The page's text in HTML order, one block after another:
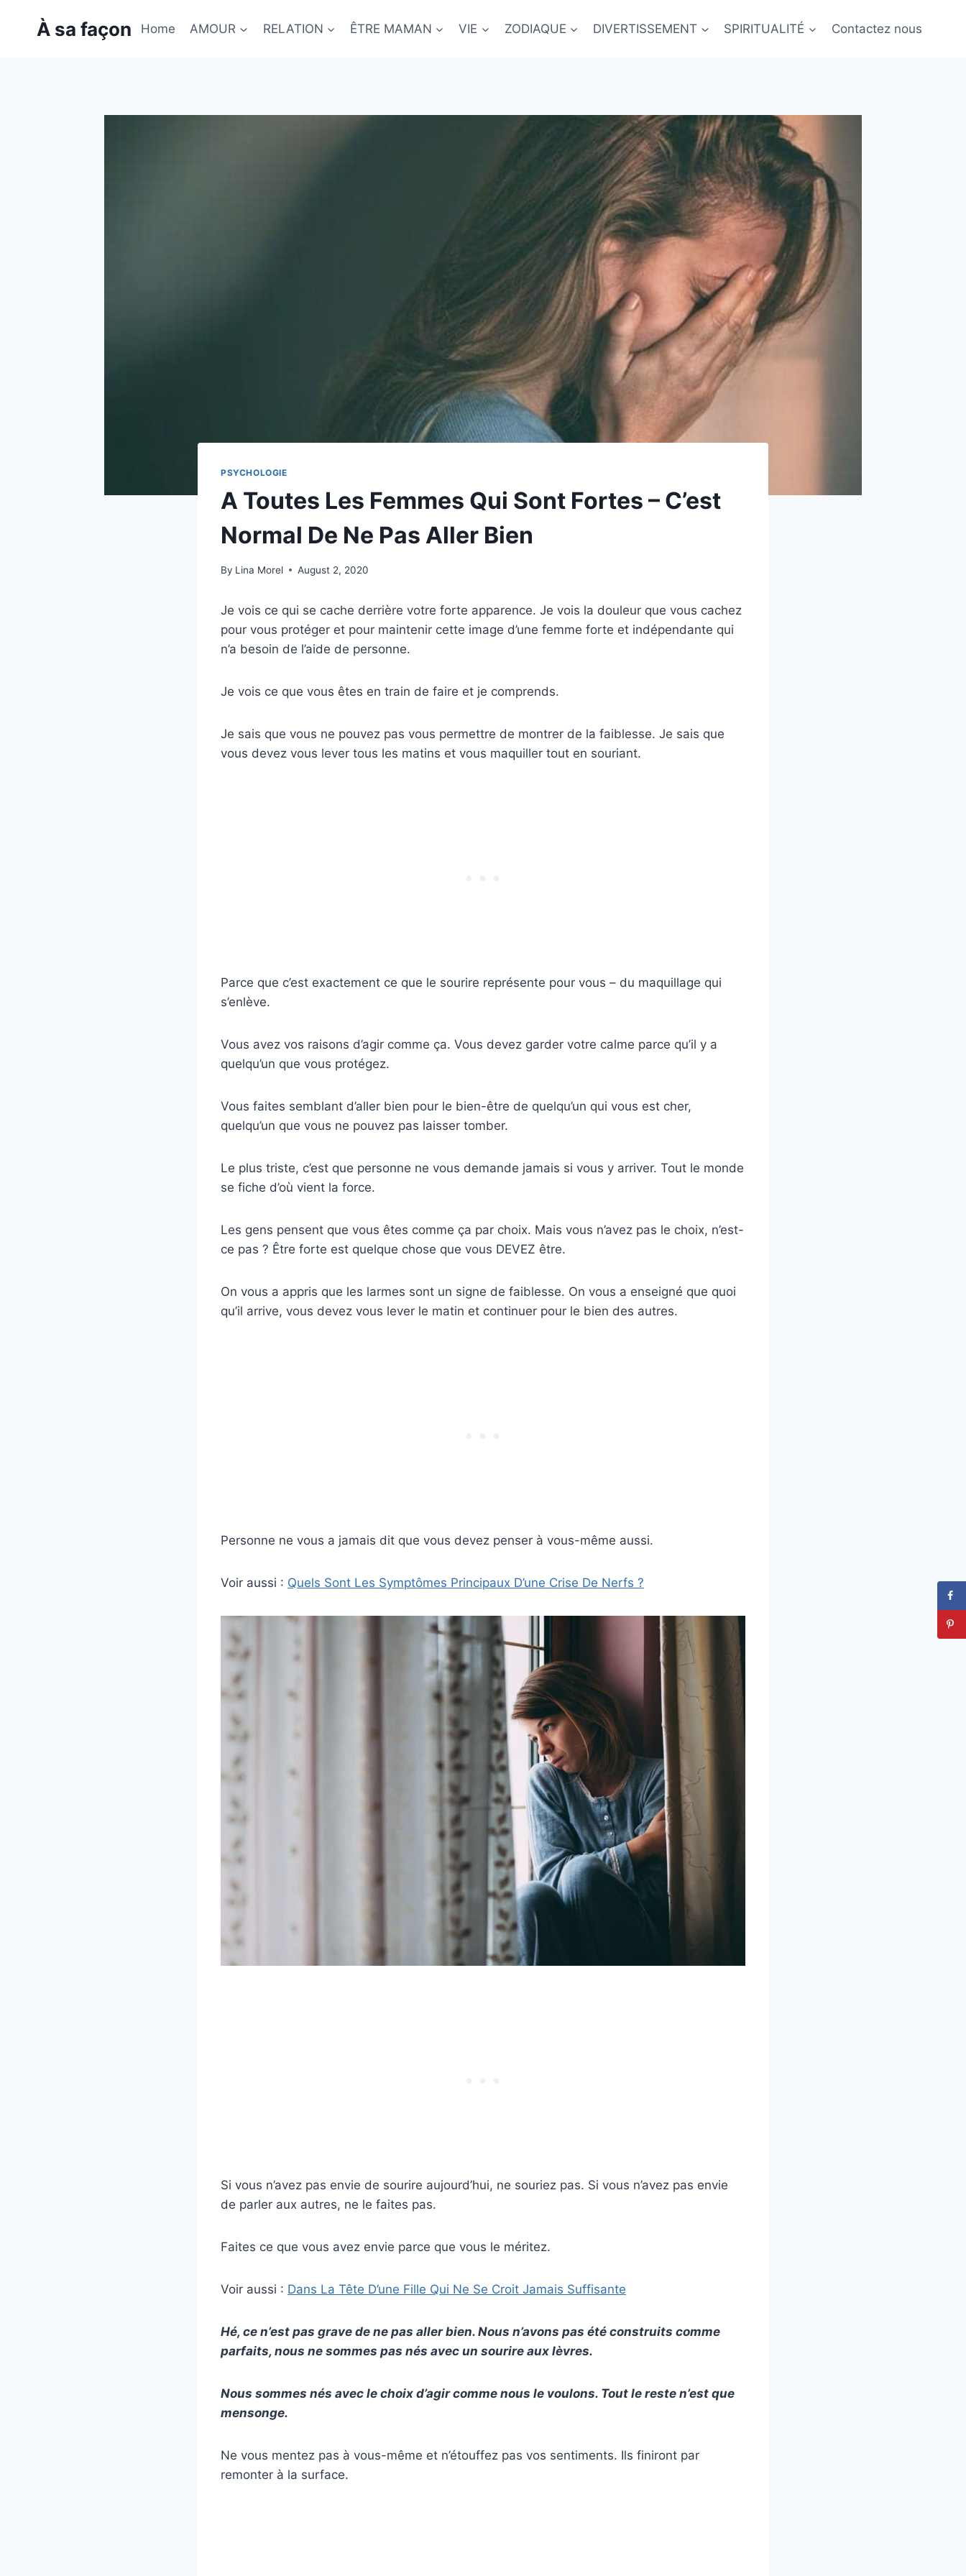
À sa façon Home AMOUR RELATION ÊTRE MAMAN VIE ZODIAQUE DIVERTISSEMENT SPIRITUALITÉ Contactez nous
PSYCHOLOGIE
A Toutes Les Femmes Qui Sont Fortes – C’est
Normal De Ne Pas Aller Bien
By Lina Morel August 2, 2020
Je vois ce qui se cache derrière votre forte apparence. Je vois la douleur que vous cachez
pour vous protéger et pour maintenir cette image d’une femme forte et indépendante qui
n’a besoin de l’aide de personne.
Je vois ce que vous êtes en train de faire et je comprends.
Je sais que vous ne pouvez pas vous permettre de montrer de la faiblesse. Je sais que
vous devez vous lever tous les matins et vous maquiller tout en souriant.
Parce que c’est exactement ce que le sourire représente pour vous – du maquillage qui
s’enlève.
Vous avez vos raisons d’agir comme ça. Vous devez garder votre calme parce qu’il y a
quelqu’un que vous protégez.
Vous faites semblant d’aller bien pour le bien-être de quelqu’un qui vous est cher,
quelqu’un que vous ne pouvez pas laisser tomber.
Le plus triste, c’est que personne ne vous demande jamais si vous y arriver. Tout le monde
se fiche d’où vient la force.
Les gens pensent que vous êtes comme ça par choix. Mais vous n’avez pas le choix, n’est-
ce pas ? Être forte est quelque chose que vous DEVEZ être.
On vous a appris que les larmes sont un signe de faiblesse. On vous a enseigné que quoi
qu’il arrive, vous devez vous lever le matin et continuer pour le bien des autres.
Personne ne vous a jamais dit que vous devez penser à vous-même aussi.
Voir aussi : Quels Sont Les Symptômes Principaux D’une Crise De Nerfs ?
Si vous n’avez pas envie de sourire aujourd’hui, ne souriez pas. Si vous n’avez pas envie
de parler aux autres, ne le faites pas.
Faites ce que vous avez envie parce que vous le méritez.
Voir aussi : Dans La Tête D’une Fille Qui Ne Se Croit Jamais Suffisante
Hé, ce n’est pas grave de ne pas aller bien. Nous n’avons pas été construits comme
parfaits, nous ne sommes pas nés avec un sourire aux lèvres.
Nous sommes nés avec le choix d’agir comme nous le voulons. Tout le reste n’est que
mensonge.
Ne vous mentez pas à vous-même et n’étouffez pas vos sentiments. Ils finiront par
remonter à la surface.